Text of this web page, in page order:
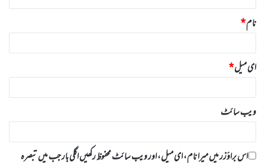
نام*
ای میل*
ویب‌ سائٹ
اس براؤزر میں میرا نام، ای میل، اور ویب سائٹ محفوظ رکھیں اگلی بار جب میں تبصرہ